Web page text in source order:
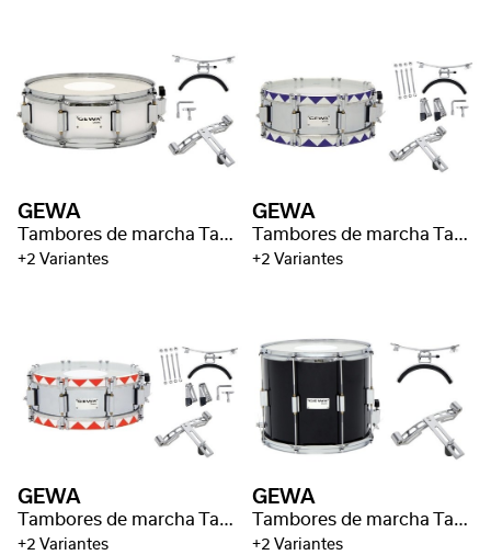
GEWA
Tambores de marcha Tambor pequeño
+2 Variantes
GEWA
Tambores de marcha Tambor pequeño
+2 Variantes
GEWA
Tambores de marcha Tambor pequeño
+2 Variantes
GEWA
Tambores de marcha Tambor de marcha
+2 Variantes